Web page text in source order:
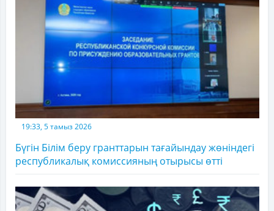
19:33, 5 тамыз 2026
Бүгін Білім беру гранттарын тағайындау жөніндегі
республикалық комиссияның отырысы өтті